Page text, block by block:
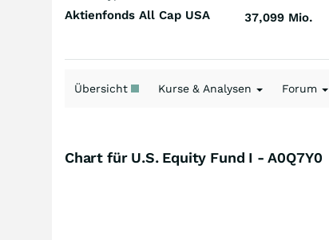
Aktienfonds All Cap USA 37,099 Mio.
Übersicht Kurse & Analysen Forum
Chart für U.S. Equity Fund I - A0Q7Y0